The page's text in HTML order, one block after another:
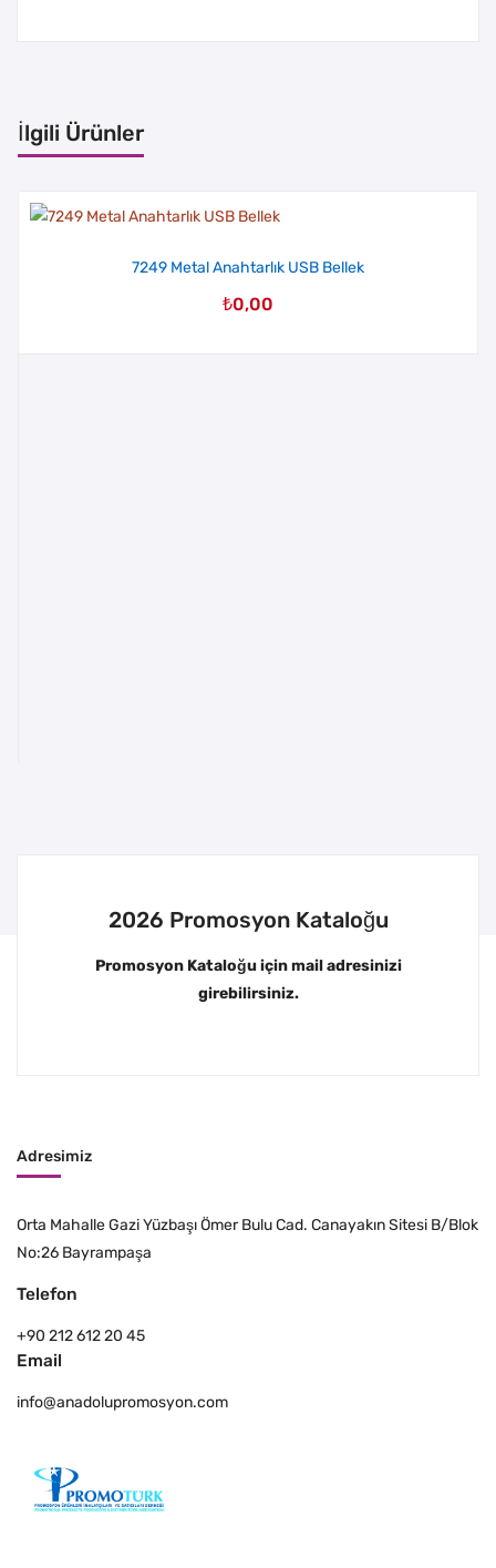
İlgili Ürünler
7249 Metal Anahtarlık USB Bellek
₺0,00
2026 Promosyon Kataloğu
Promosyon Kataloğu için mail adresinizi
girebilirsiniz.
Adresimiz
Orta Mahalle Gazi Yüzbaşı Ömer Bulu Cad. Canayakın Sitesi B/Blok
No:26 Bayrampaşa
Telefon
+90 212 612 20 45
Email
info@anadolupromosyon.com